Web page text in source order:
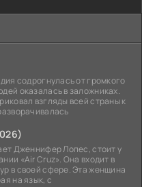
содрогнулась от громкого
оказалась в заложниках.
взгляды всей страны к
Дженнифер Лопес, стоит у
«Air Cruz». Она входит в
в своей сфере. Эта женщина
на язык, с